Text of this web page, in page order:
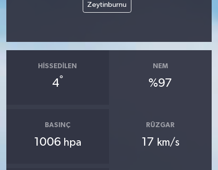
Zeytinburnu
HISSEDILEN
4°
NEM
%97
BASINÇ
1006 hpa
RÜZGAR
17 km/s